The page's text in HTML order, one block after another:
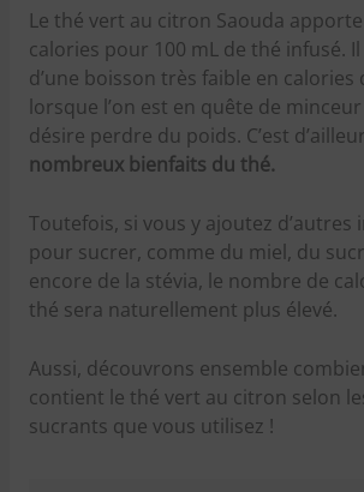
Le thé vert au citron Saouda
calories pour 100 mL de thé infusé. Il
d’une boisson très faible en
lorsque l’on est en quête de minceur
désire perdre du poids. C’est
nombreux bienfaits du thé.
Toutefois, si vous y ajoutez d’autres
pour sucrer, comme du miel, du
encore de la stévia, le nombre de
thé sera naturellement plus élevé.
Aussi, découvrons ensemble
contient le thé vert au citron selon
sucrants que vous utilisez !